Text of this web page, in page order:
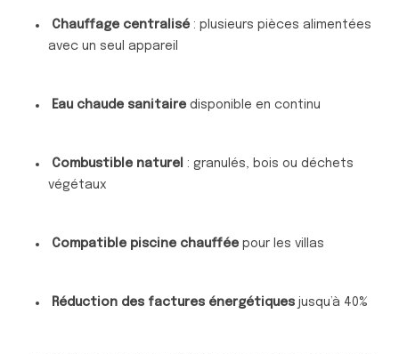
Chauffage centralisé : plusieurs pièces alimentées
avec un seul appareil
Eau chaude sanitaire disponible en continu
Combustible naturel
: granulés, bois ou déchets
végétaux
Compatible piscine chauffée pour les villas
Réduction des factures énergétiques jusqu’à 40%